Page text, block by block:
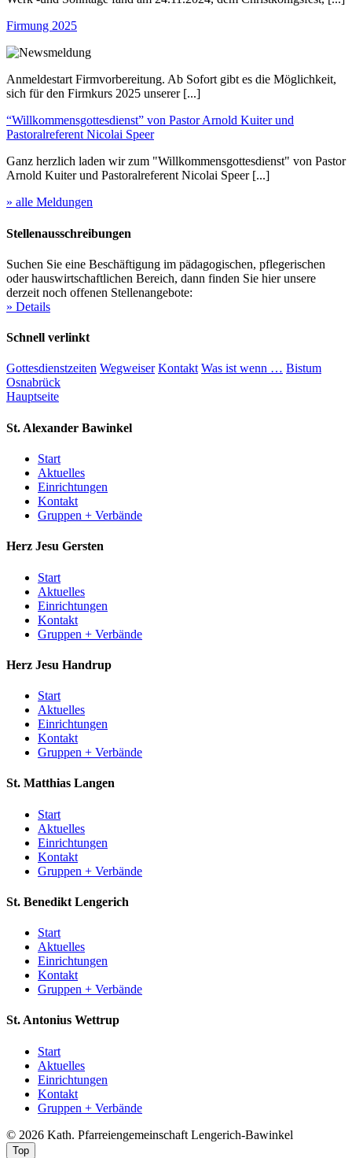
Firmung 2025
Anmeldestart Firmvorbereitung. Ab Sofort gibt es die Möglichkeit,
sich für den Firmkurs 2025 unserer [...]
“Willkommensgottesdienst” von Pastor Arnold Kuiter und
Pastoralreferent Nicolai Speer
Ganz herzlich laden wir zum "Willkommensgottesdienst" von Pastor
Arnold Kuiter und Pastoralreferent Nicolai Speer [...]
» alle Meldungen
Stellenausschreibungen
Suchen Sie eine Beschäftigung im pädagogischen, pflegerischen
oder hauswirtschaftlichen Bereich, dann finden Sie hier unsere
derzeit noch offenen Stellenangebote:
» Details
Schnell verlinkt
Gottesdienstzeiten Wegweiser Kontakt Was ist wenn … Bistum
Osnabrück
Hauptseite
St. Alexander Bawinkel
Start
Aktuelles
Einrichtungen
Kontakt
Gruppen + Verbände
Herz Jesu Gersten
Start
Aktuelles
Einrichtungen
Kontakt
Gruppen + Verbände
Herz Jesu Handrup
Start
Aktuelles
Einrichtungen
Kontakt
Gruppen + Verbände
St. Matthias Langen
Start
Aktuelles
Einrichtungen
Kontakt
Gruppen + Verbände
St. Benedikt Lengerich
Start
Aktuelles
Einrichtungen
Kontakt
Gruppen + Verbände
St. Antonius Wettrup
Start
Aktuelles
Einrichtungen
Kontakt
Gruppen + Verbände
© 2026 Kath. Pfarreiengemeinschaft Lengerich-Bawinkel
Top